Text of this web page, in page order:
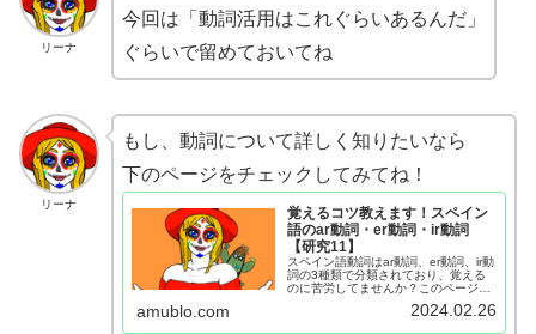
リーナ
今回は「動詞活用はこれぐらいあるんだ」
ぐらいで留めておいてね
リーナ
もし、動詞について詳しく知りたいなら
下のページをチェックしてみてね！
覚えるコツ教えます！スペイン
語のar動詞・er動詞・ir動詞
【研究11】
スペイン語動詞はar動詞、er動詞、ir動
詞の3種類で分類されており、覚える
のに苦労してませんか？このページで
やすくなるポイントを記載していま
amublo.com 2024.02.26